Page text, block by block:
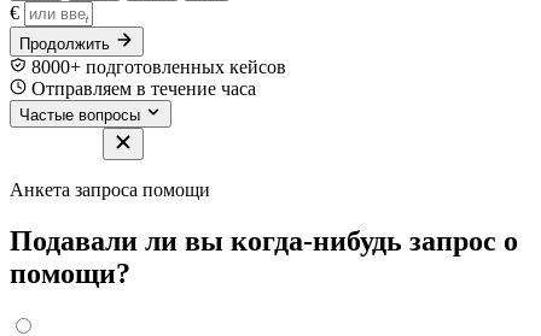
€
Продолжить
8000+ подготовленных кейсов
Отправляем в течение часа
Частые вопросы
Анкета запроса помощи
Подавали ли вы когда-нибудь запрос о
помощи?